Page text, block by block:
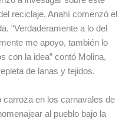
reciclaje, Anahí comenzó el
“Verdaderamente a lo del
me apoyo, también lo
con la idea” contó Molina,
de lanas y tejidos.
en los carnavales de
al pueblo bajo la